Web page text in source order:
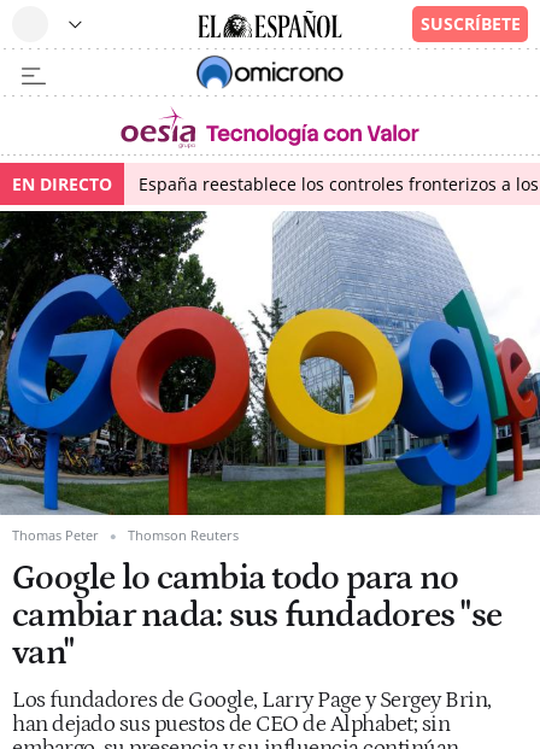
EN DIRECTO España reestablece los controles fronterizos a
Thomas Peter Thomson Reuters
Google lo cambia todo para no
cambiar nada: sus fundadores "se
van"
Los fundadores de Google, Larry Page y Sergey Brin,
han dejado sus puestos de CEO de Alphabet; sin